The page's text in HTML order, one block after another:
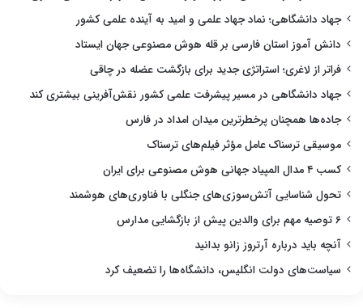
جهاد دانشگاهی؛ نماد جهاد علمی و امید به آینده علمی کشور
دانش آموز استان فارسی بر قله هوش مصنوعی جهان ایستاد
فراتر از لاغری؛ استراتژی جدید برای بازگشت عضله در چاقی
جهاد دانشگاهی در مسیر پیشرفت علمی کشور نقش‌آفرینی بیشتری کند
جاده‌ها همچنان پرخطرترین میدان امداد در فارس
موسیقی ترسناک عامل مؤثر فیلم‌های ترسناک
کسب ۴ مدال المپیاد جهانی هوش مصنوعی برای ایران
تحول شناسایی آتش‌سوزی‌های جنگلی با فناوری‌های هوشمند
۶ توصیه مهم برای والدین پیش از بازگشایی مدارس
آنچه باید درباره آرتروز زانو بدانید
سیاست‌های دولت انگلیس، دانشگاه‌ها را تضعیف کرد